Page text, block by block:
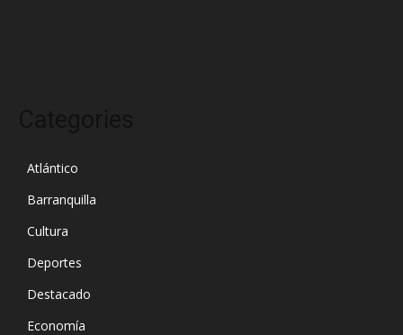
Atlántico
Barranquilla
Cultura
Deportes
Destacado
Economía